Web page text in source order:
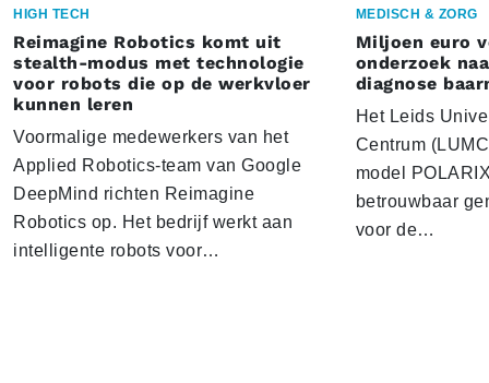
HIGH TECH
Reimagine Robotics komt uit
stealth-modus met technologie
voor robots die op de werkvloer
kunnen leren
Voormalige medewerkers van het
Applied Robotics-team van Google
DeepMind richten Reimagine
Robotics op. Het bedrijf werkt aan
intelligente robots voor…
MEDISCH & ZORG
Miljoen euro
onderzoek
diagnose
Het Leids
Centrum
model
betrouwbaar
voor de…